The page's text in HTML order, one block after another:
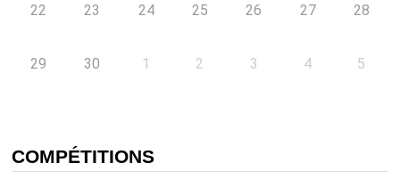
22 23 24 25 26 27 28
29 30 1 2 3 4 5
COMPÉTITIONS